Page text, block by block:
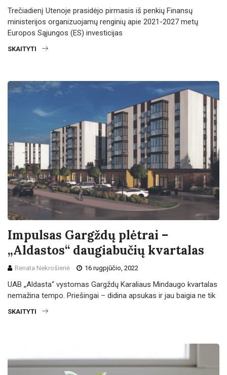
Trečiadienį Utenoje prasidėjo pirmasis iš penkių Finansų
ministerijos organizuojamų renginių apie 2021-2027 metų
Europos Sąjungos (ES) investicijas
SKAITYTI
Impulsas Gargždų plėtrai –
„Aldastos“ daugiabučių kvartalas
Renata Nekrošienė 16 rugpjūčio, 2022
UAB „Aldasta“ vystomas Gargždų Karaliaus Mindaugo kvartalas
nemažina tempo. Priešingai – didina apsukas ir jau baigia ne tik
SKAITYTI